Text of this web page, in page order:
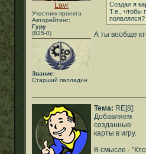
Lavr
Участник проекта
Авторейтинг:
Гуру
(825-0)
Звание:
Старший палладин
Создал я
Т.е., чтобы
появлялся?
А ты вообще
Тема: RE[8]:
Добавляем
созданные
карты в игру.
В смысле -